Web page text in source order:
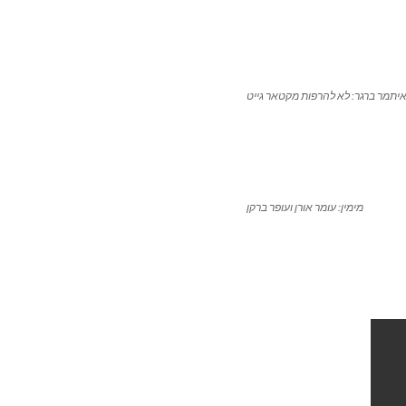
איתמר ברגר: לא להרפות מקטאר גייט
מימין: עומר אורן ועופר ברקן